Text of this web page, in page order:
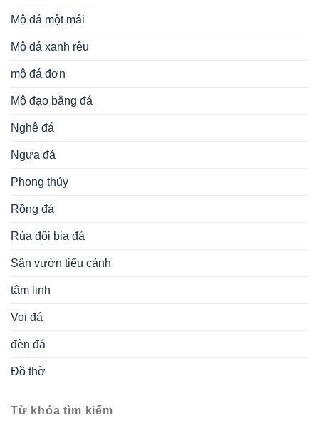
Mộ đá một mái
Mộ đá xanh rêu
mộ đá đơn
Mộ đạo bằng đá
Nghê đá
Ngựa đá
Phong thủy
Rồng đá
Rùa đội bia đá
Sân vườn tiểu cảnh
tâm linh
Voi đá
đèn đá
Đồ thờ
Từ khóa tìm kiếm